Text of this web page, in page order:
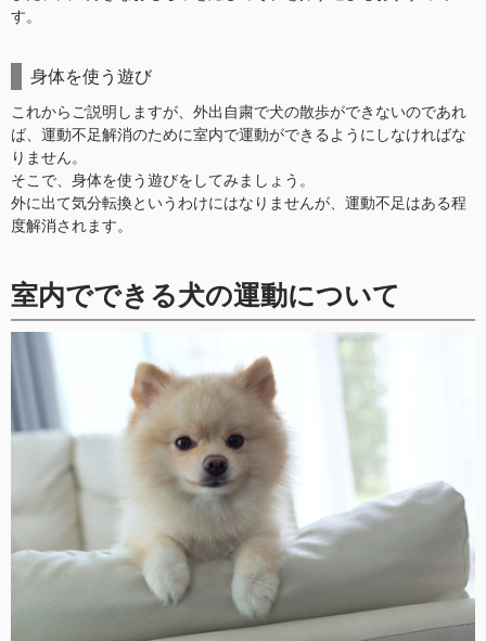
す。
身体を使う遊び
これからご説明しますが、外出自粛で犬の散歩ができないのであれ
ば、運動不足解消のために室内で運動ができるようにしなければな
りません。
そこで、身体を使う遊びをしてみましょう。
外に出て気分転換というわけにはなりませんが、運動不足はある程
度解消されます。
室内でできる犬の運動について